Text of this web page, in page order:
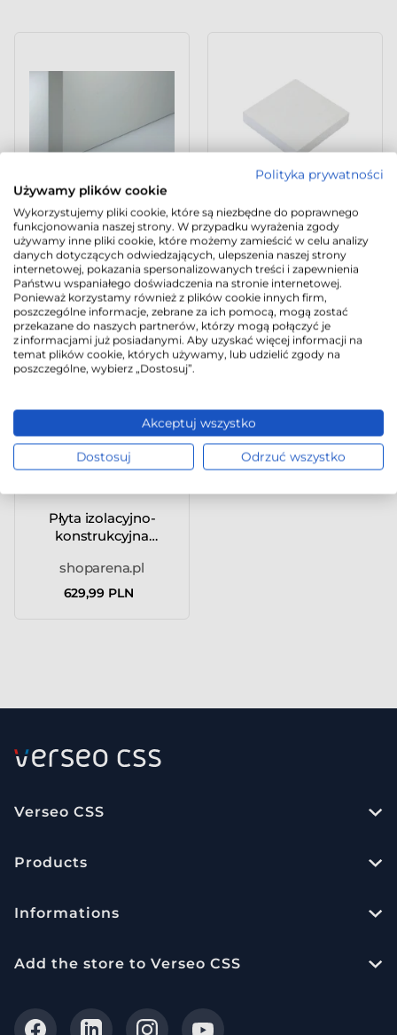
Płyta izolacyjna
PROMASIL® 950-KS
1000×500...
shoparena.pl
69,99 PLN
Płyta izolacyjno-
konstrukcyjna
PROMASIL® 1...
shoparena.pl
299,99 PLN
Płyta izolacyjno-
konstrukcyjna
shoparena.pl
629,99 PLN
Verseo CSS
Products
Informations
Add the store to Verseo CSS
Polityka prywatności
Używamy plików cookie
Wykorzystujemy pliki cookie, które są niezbędne do poprawnego
funkcjonowania naszej strony. W przypadku wyrażenia zgody
używamy inne pliki cookie, które możemy zamieścić w celu analizy
danych dotyczących odwiedzających, ulepszenia naszej strony
internetowej, pokazania spersonalizowanych treści i zapewnienia
Państwu wspaniałego doświadczenia na stronie internetowej.
Ponieważ korzystamy również z plików cookie innych firm,
poszczególne informacje, zebrane za ich pomocą, mogą zostać
przekazane do naszych partnerów, którzy mogą połączyć je
z informacjami już posiadanymi. Aby uzyskać więcej informacji na
temat plików cookie, których używamy, lub udzielić zgody na
poszczególne, wybierz „Dostosuj”.
Akceptuj wszystko
Dostosuj Odrzuć wszystko